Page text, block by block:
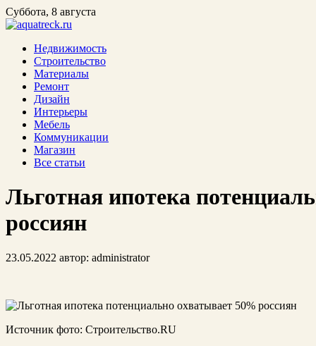
Суббота, 8 августа
Недвижимость
Строительство
Материалы
Ремонт
Дизайн
Интерьеры
Мебель
Коммуникации
Магазин
Все статьи
Льготная ипотека
россиян
23.05.2022 автор: administrator
Источник фото: Строительство.RU